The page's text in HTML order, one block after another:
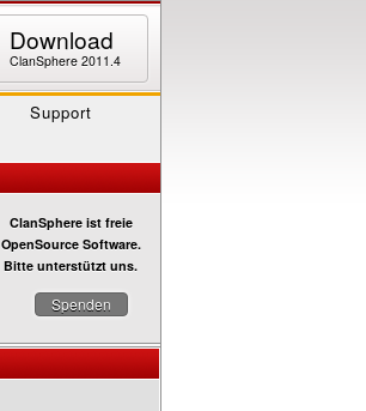
Download
ClanSphere 2011.4
Support
ClanSphere ist freie
OpenSource Software.
Bitte unterstützt uns.
Spenden